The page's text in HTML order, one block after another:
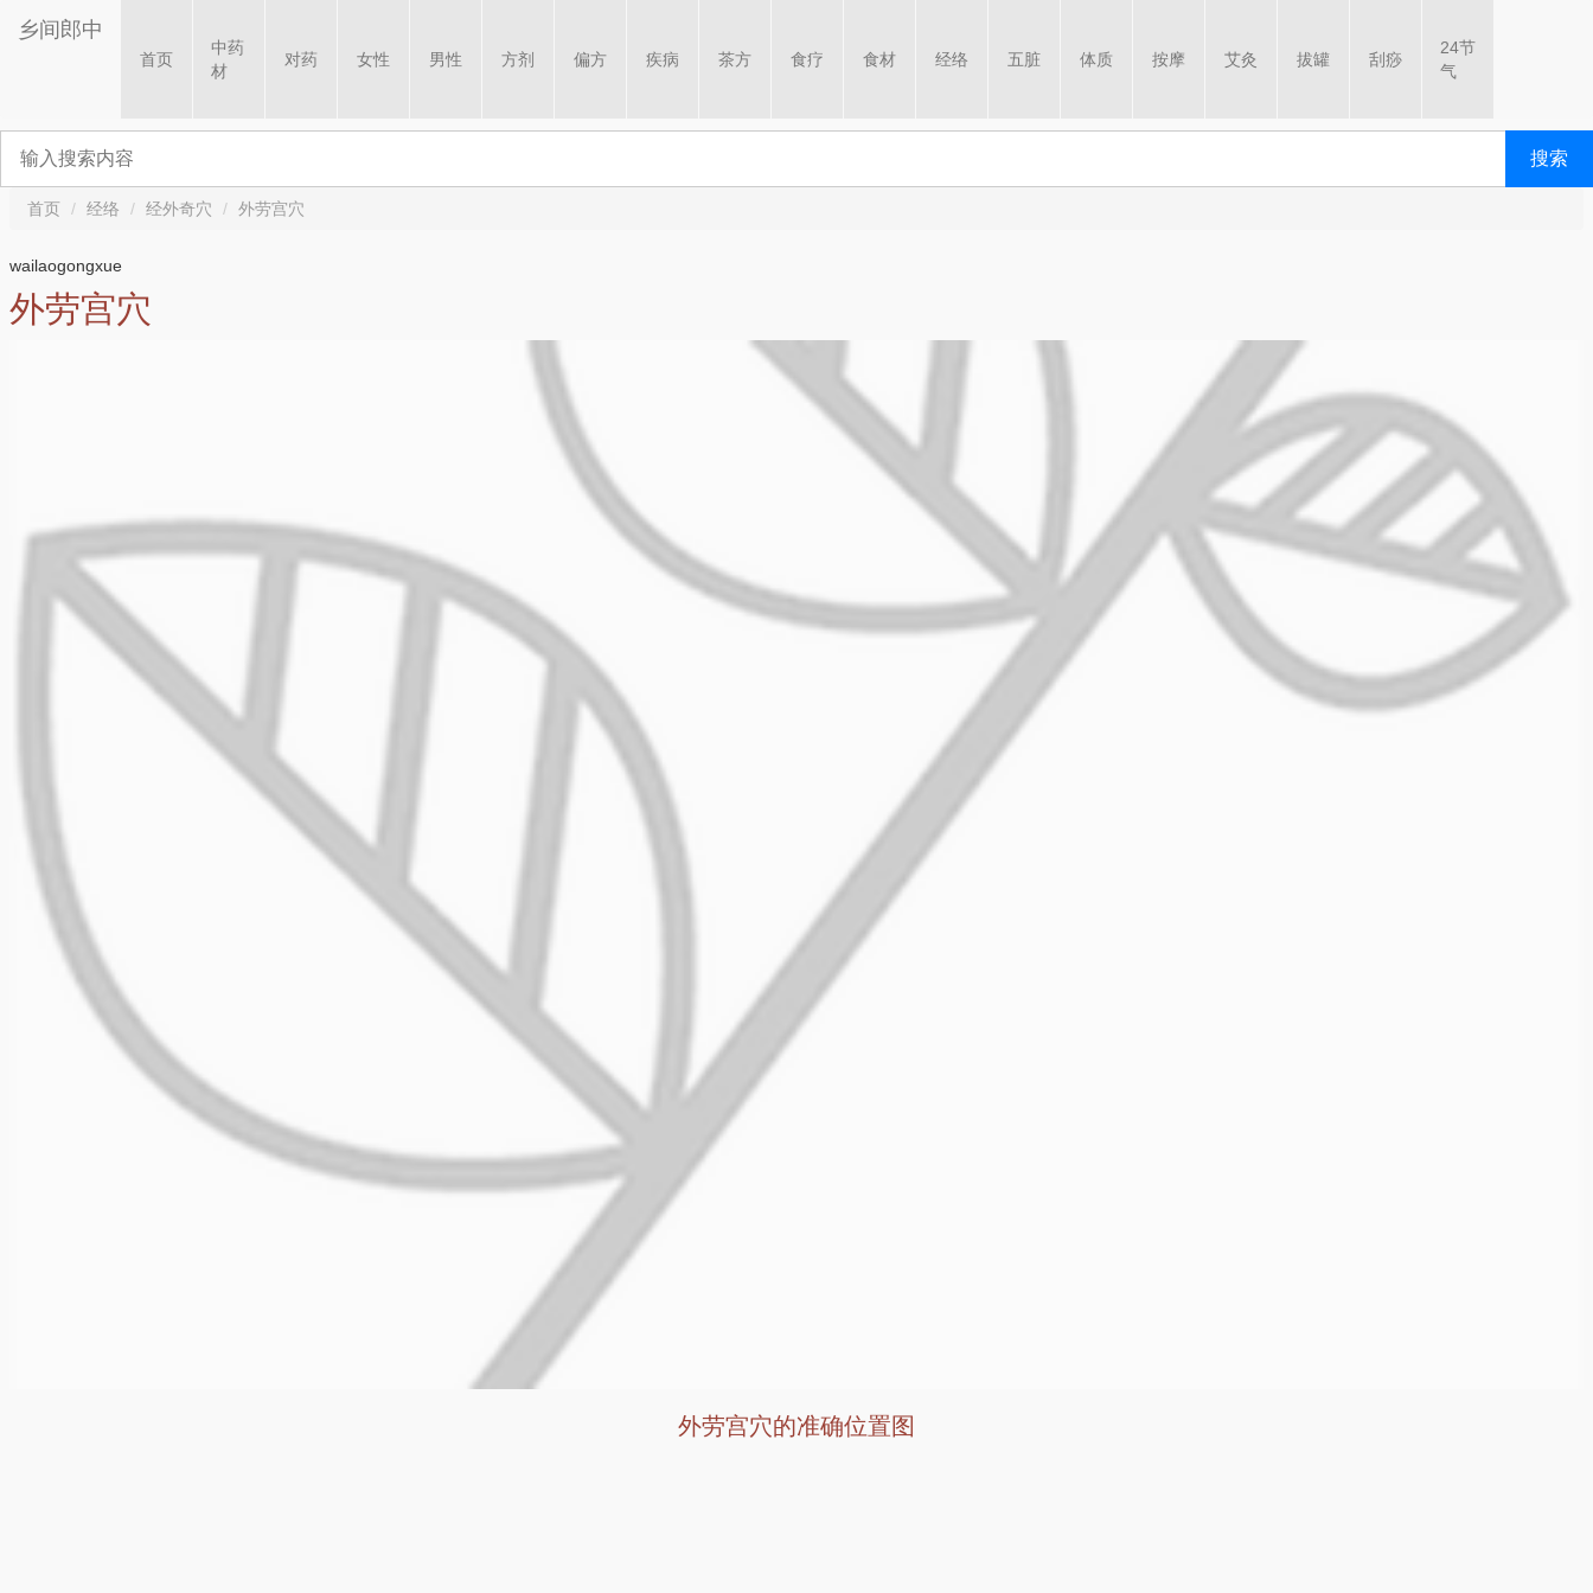
乡间郎中
首页
中药
材
对药 女性 男性 方剂 偏方 疾病 茶方 食疗 食材 经络 五脏 体质 按摩 艾灸 拔罐 刮痧
24节
气
搜索
首页 经络 经外奇穴 外劳宫穴
wailaogongxue
外劳宫穴
外劳宫穴的准确位置图